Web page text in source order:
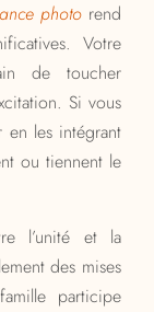
photo rend
Votre
de toucher
Si vous
en les intégrant
ou tiennent le
l’unité et la
des mises
participe